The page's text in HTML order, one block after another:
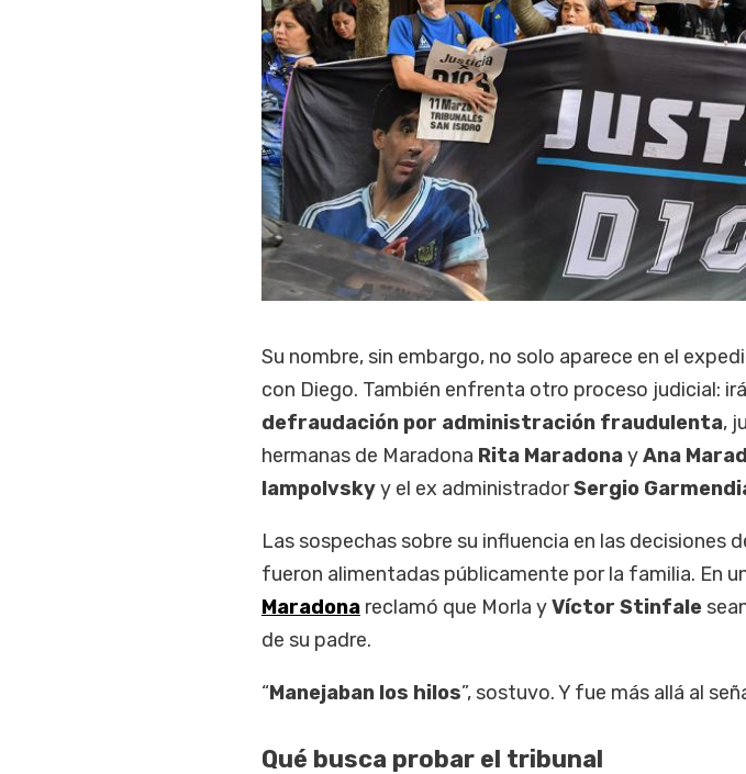
Su nombre, sin embargo, no solo aparece en el
con Diego. También enfrenta otro proceso judicial:
defraudación por administración fraudulenta,
hermanas de Maradona Rita MaradonayAna
Iampolvskyy el ex administradorSergio
Las sospechas sobre su influencia en las decisiones
fueron alimentadas públicamente por la familia. En
Maradonareclamó que Morla yVíctor Stinfale
de su padre.
“Manejaban los hilos”, sostuvo. Y fue más allá al
Qué busca probar el tribunal